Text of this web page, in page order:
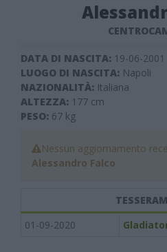
DATA DI NASCITA: 19-06-2001
LUOGO DI NASCITA: Napoli
NAZIONALITÀ: Italiana
ALTEZZA: 177 cm
PESO: 67 kg
Nessun aggiornamento
Alessandro Falco
01-09-2020